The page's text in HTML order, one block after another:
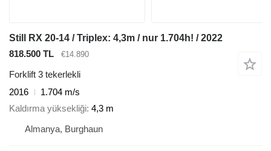
Still RX 20-14 / Triplex: 4,3m / nur 1.704h! / 2022
818.500 TL
€14.890
Forklift 3 tekerlekli
2016
1.704 m/s
Kaldırma yüksekliği 4,3 m
Almanya, Burghaun